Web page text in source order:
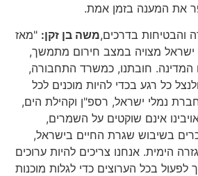
את המענה בזמן אמת.
והבטיחות בדרכים,משה בן זקן: "מאז
ישראל מצויה במצב חירום מתמשך,
המדינה. חובתנו, כמשרד התחבורה,
כל רגע בכדי להיות מוכנים לכל
נמלי ישראל, רספ"ן וקהילת הים,
אינם שוקטים על השמרים,
בשיבוש שגרת החיים בישראל,
הימית. אנחנו צריכים להיות ערוכים
בכל הערוצים כדי לגלות מוכנות